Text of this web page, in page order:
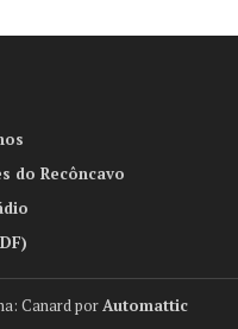
do Recôncavo
Canard porAutomattic